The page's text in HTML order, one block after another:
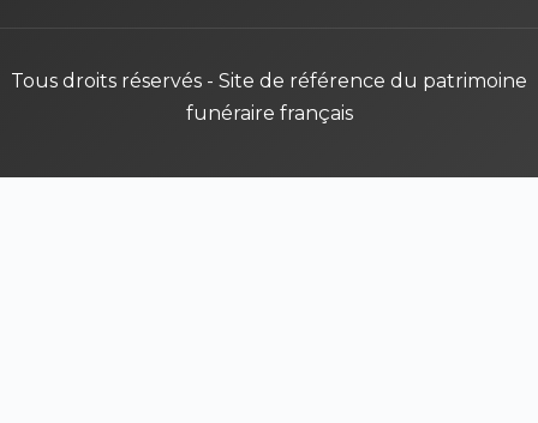
Tous droits réservés - Site de référence du patrimoine
funéraire français